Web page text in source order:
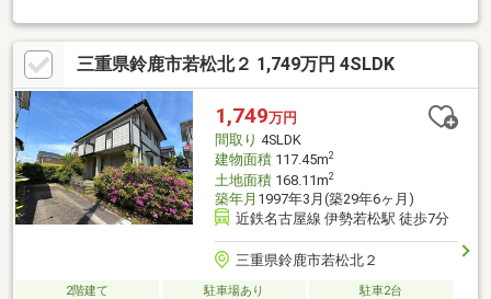
中瀬古駅まで徒歩約7分◆システムキッチン・オートバス◎◆全
居室南向き・6帖以上でゆったり◆小学校や病院まで徒歩約7分で
子育て世帯も安心※写真をクリックすると、詳細をご覧いただけ
ます。＝＝＝＝＝＝＝＝＝＝＝＝＝＝＝＝＝＝＝＝＝＝《失敗し
ない住宅ローン選び！》豊富な銀行金利情報を持っていますの
で、お客様の安心ゆとりのある資金計画をご提案できます。＝＝
＝＝＝＝＝＝＝＝＝＝＝＝＝＝＝＝＝＝＝＝
三重県鈴鹿市若松北２ 1,749万円 4SLDK
1,749万円
間取り 4SLDK
建物面積117.45m2
土地面積168.11m2
築年月 1997年3月(築29年6ヶ月)
近鉄名古屋線 伊勢若松駅 徒歩7分
三重県鈴鹿市若松北２
2階建て 駐車場あり
駐車2台